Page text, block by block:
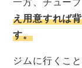
え用意すれば
す。
ジムに行くこ